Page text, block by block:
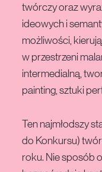
twórczy oraz
ideowych i
możliwości,
w przestrzeni
intermedialną,
painting, sztuki
Ten najmłodszy
do Konkursu)
roku. Nie sposób